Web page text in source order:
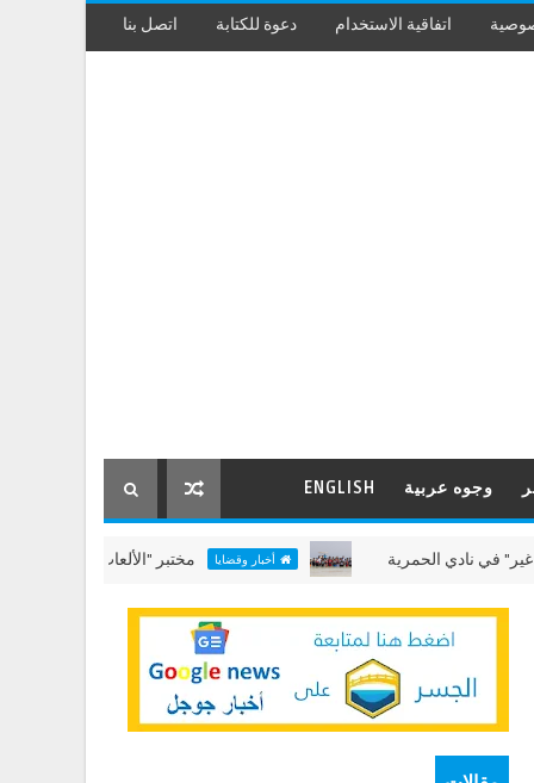
اتفاقية الاستخدام دعوة للكتابة اتصل بنا
وجوه عربية ENGLISH
الحمرية أخبار وقضايا مختبر "الألعاب البحرية" في "عطلتنا